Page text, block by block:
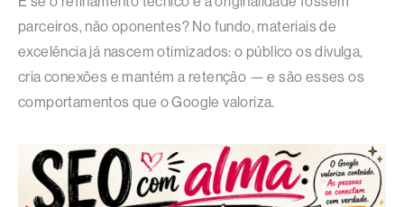
parceiros, não oponentes? No fundo, materiais de
excelência já nascem otimizados: o público os divulga,
cria conexões e mantém a retenção — e são esses os
comportamentos que o Google valoriza.